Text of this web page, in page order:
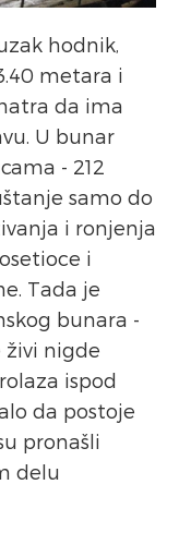
hodnik,
metara i
da ima
U bunar
- 212
samo do
i ronjenja
i
Tada je
bunara -
živi nigde
ispod
da postoje
pronašli
delu